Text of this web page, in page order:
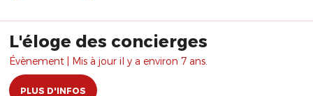
L'éloge des concierges
Évènement | Mis à jour il y a environ 7 ans.
PLUS D'INFOS